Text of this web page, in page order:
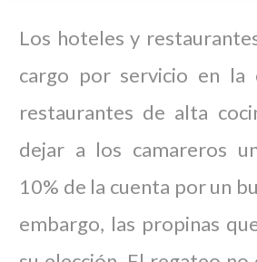
Los hoteles y
cargo por servicio en la
restaurantes de alta
dejar a los camareros
10% de la cuenta por un
embargo, las propinas